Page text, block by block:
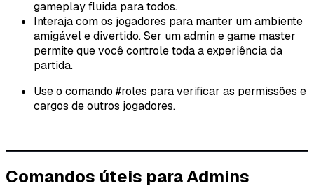
gameplay fluida para todos.
Interaja com os jogadores para manter um ambiente
amigável e divertido. Ser um admin e game master
permite que você controle toda a experiência da
partida.
Use o comando #roles para verificar as permissões e
cargos de outros jogadores.
Comandos úteis para Admins